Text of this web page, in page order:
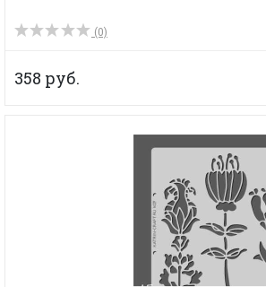
(0)
358 руб.